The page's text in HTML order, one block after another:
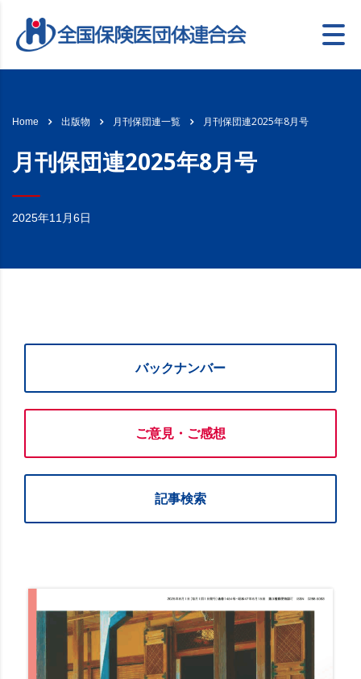
Home 出版物 月刊保団連一覧 月刊保団連2025年8月号
月刊保団連2025年8月号
2025年11月6日
バックナンバー
ご意見・ご感想
記事検索